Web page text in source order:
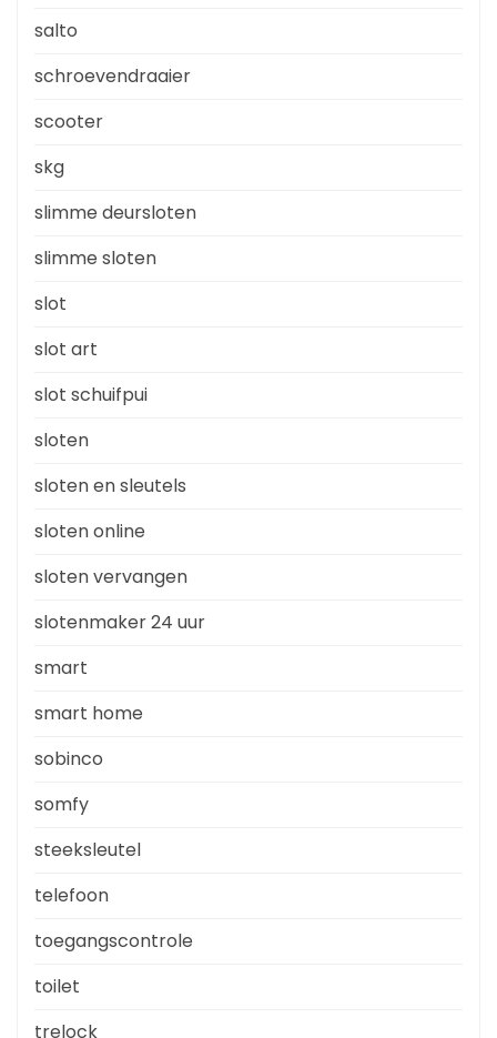
salto
schroevendraaier
scooter
skg
slimme deursloten
slimme sloten
slot
slot art
slot schuifpui
sloten
sloten en sleutels
sloten online
sloten vervangen
slotenmaker 24 uur
smart
smart home
sobinco
somfy
steeksleutel
telefoon
toegangscontrole
toilet
trelock